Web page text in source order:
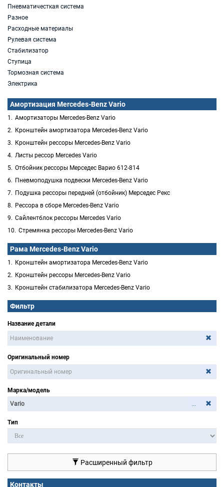
Пневматичесткая система
Разное
Расходные материалы
Рулевая система
Стабилизатор
Ступица
Тормозная система
Электрика
Амортизация Mercedes-Benz Vario
Амортизаторы Mercedes-Benz Vario
Кронштейн амортизатора Mercedes-Benz Vario
Кронштейн рессоры Mercedes-Benz Vario
Листы рессор Mercedes Vario
Отбойник рессоры Мерседес Варио 612-814
Пневмоподушка подвески Mercedes-Benz Vario
Подушка рессоры передней (отбойник) Мерседес Рекс
Рессора в сборе Mercedes-Benz Vario
Сайлентблок рессоры Mercedes Vario
Стремянка рессоры Mercedes-Benz Vario
Рама Mercedes-Benz Vario
Кронштейн амортизатора Mercedes-Benz Vario
Кронштейн рессоры Mercedes-Benz Vario
Кронштейн стабилизатора Mercedes-Benz Vario
Фильтр
Название детали
Оригинальный номер
Марка/модель
...
Тип
Расширенный фильтр
Контакты